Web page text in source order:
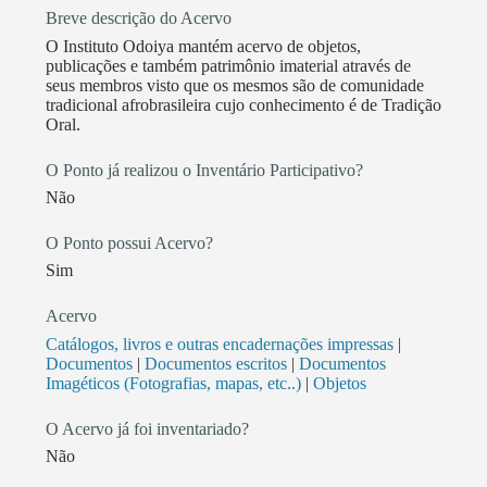
Alumiá 2020 Prêmio Reconhecimento Por Trajetória
Cultural Elisabete Anderle A Adriana Mattos
Rodrigues (Iyá Leke), fundadora do Grupo Odoyá e
Yalorixá do Ilê Axé Omi Olodo Tolá, recebeu em
dezembro de 2020, pela Fundação Catarinense de
Cultura, o Prêmio de Reconhecimento Por Trajetória
Cultural, dada a sua contribuição e importância para o
desenvolvimento artístico e cultural catarinense. 2020
Vambora Alimentar foi criado devido a crise
alimentar que se deu devido a pandemia de COVID-
alimentos para população em vulnerabilidade social, e
população Kaingang residente do Centro de Cultura
indígena Goj Ty Sà, fornecendo refeições prontas e
alimentos não perecíveis de modo recorrente, esta
ação segue ocorrendo. 2021 Encante-se O grupo
Odoya foi convidado pelo Fundo Global de
Breve descrição do Acervo
O Instituto Odoiya mantém acervo de objetos,
publicações e também patrimônio imaterial através de
seus membros visto que os mesmos são de comunidade
tradicional afrobrasileira cujo conhecimento é de Tradição
Oral.
O Ponto já realizou o Inventário Participativo?
Não
O Ponto possui Acervo?
Sim
Acervo
Catálogos, livros e outras encadernações impressas |
Documentos | Documentos escritos | Documentos
Imagéticos (Fotografias, mapas, etc..) | Objetos
O Acervo já foi inventariado?
Não